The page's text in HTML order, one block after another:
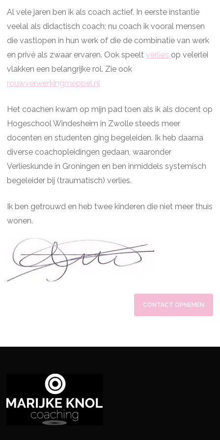
Al vele jaren ben ik als coach actief. In eerste instantie
veelal als didactisch coach; nu coach ik vooral mensen
die vastlopen in hun werk of die de combinatie van werk
en privé als zwaar ervaren. Ook speelt verlies op velerlei
vlakken een belangrijke rol. Zie ook
rouwverwerkingmeppel.nl
Het coachen kwam op mijn pad toen als ik als docent op
Hogeschool Windesheim in Zwolle steeds meer
docenten en studenten ging begeleiden. Ik heb daarna
diverse coachopleidingen gedaan, waaronder
Verlieskunde in Groningen en ben inmiddels systemisch
begeleider bij (traumatisch) verlies.
Ik ben getrouwd en heb twee kinderen die niet meer thuis
wonen.
CONTACT OPNEMEN